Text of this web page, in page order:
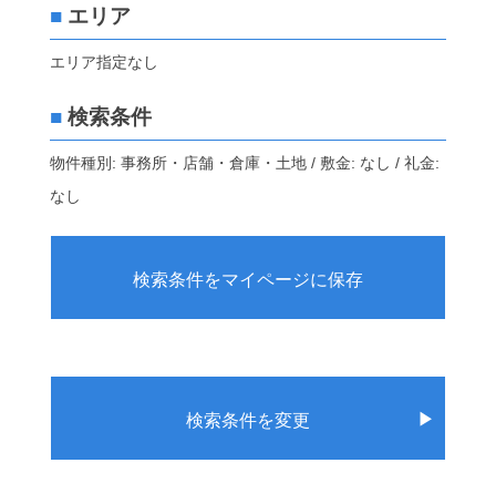
■エリア
エリア指定なし
■検索条件
物件種別: 事務所・店舗・倉庫・土地 / 敷金: なし / 礼金:
なし
検索条件をマイページに保存
検索条件を変更 ▶